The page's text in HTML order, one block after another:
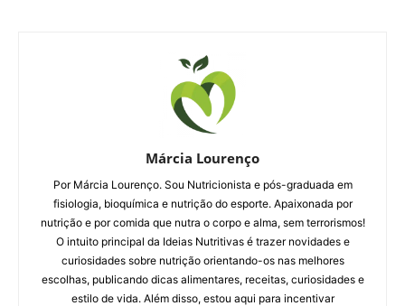
Márcia Lourenço
Por Márcia Lourenço. Sou Nutricionista e pós-graduada em
fisiologia, bioquímica e nutrição do esporte. Apaixonada por
nutrição e por comida que nutra o corpo e alma, sem terrorismos!
O intuito principal da Ideias Nutritivas é trazer novidades e
curiosidades sobre nutrição orientando-os nas melhores
escolhas, publicando dicas alimentares, receitas, curiosidades e
estilo de vida. Além disso, estou aqui para incentivar